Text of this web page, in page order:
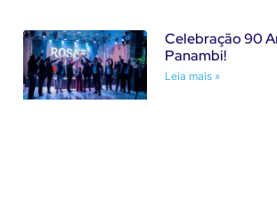
Celebração 90
Panambi!
Leia mais »